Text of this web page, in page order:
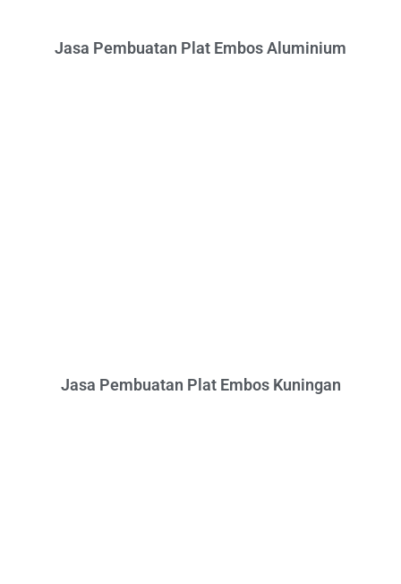
Jasa Pembuatan Plat Embos Aluminium
Jasa Pembuatan Plat Embos Kuningan